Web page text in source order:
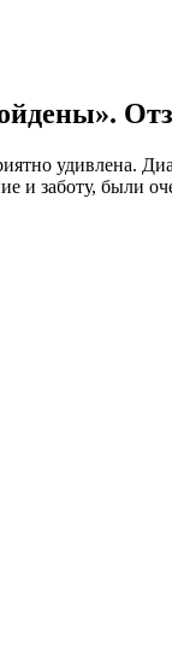
удивлена.
и заботу, были